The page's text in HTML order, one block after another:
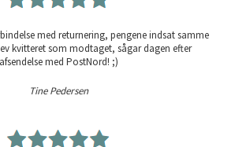
med returnering, pengene indsat samme
kvitteret som modtaget, sågar dagen efter
afsendelse med PostNord! ;)
Tine Pedersen